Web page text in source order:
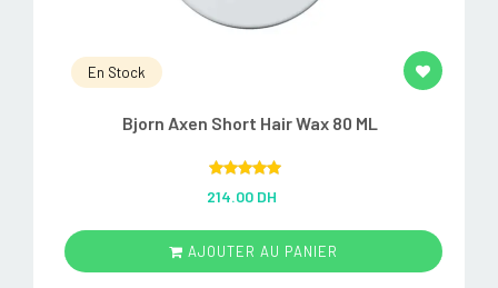
En Stock
Bjorn Axen Short Hair Wax 80 ML
out of 5
214.00 DH
AJOUTER AU PANIER